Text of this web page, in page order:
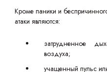
Кроме паники и
атаки являются:
затрудненное
воздуха;
учащенный пульс